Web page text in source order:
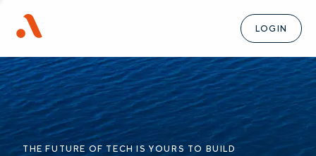
LOGIN
THE FUTURE OF TECH IS YOURS TO BUILD